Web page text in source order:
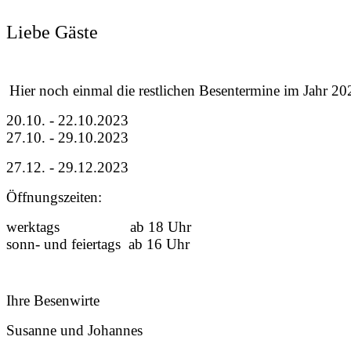
Liebe Gäste
Hier noch einmal die restlichen Besentermine im Jahr
20.10. - 22.10.2023
27.10. - 29.10.2023
27.12. - 29.12.2023
Öffnungszeiten:
werktags ab 18 Uhr
sonn- und feiertags ab 16 Uhr
Ihre Besenwirte
Susanne und Johannes